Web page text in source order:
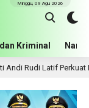
Kriminal
Minggu, 09 Agu 2026
Rudi Latif Perkuat